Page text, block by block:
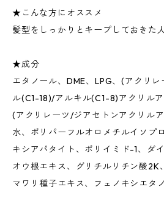
★こんな方にオススメ
髪型をしっかりとキープしておきた人
★成分
エタノール、DME、LPG、(アクリ
ル(C1-18)/アルキル(C1-8)アクリルア
(アクリレーツ/ジアセトンアクリルア
水、ポリパーフルオロメチルイソプ
キシアパタイト、ポリイミド-1、ダ
オウ根エキス、グリチルリチン酸2K
マワリ種子エキス、フェノキシエタ